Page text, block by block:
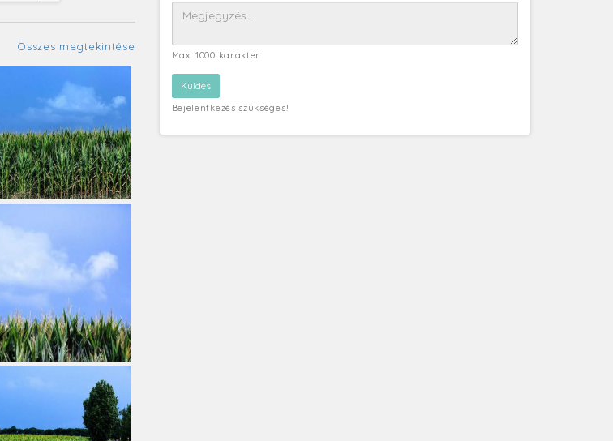
Összes megtekintése
Max. 1000 karakter
Bejelentkezés szükséges!